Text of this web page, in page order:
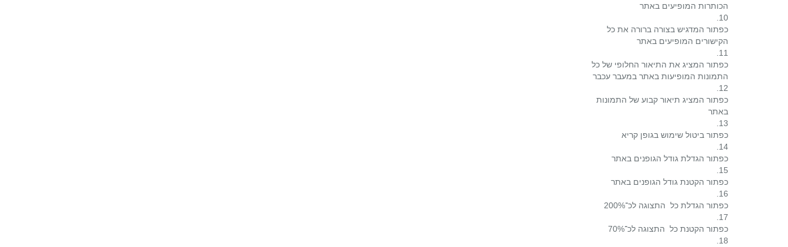
הכותרות המופיעים באתר
10.
כפתור המדגיש בצורה ברורה את כל
הקישורים המופיעים באתר
11.
כפתור המציג את התיאור החלופי של כל
התמונות המופיעות באתר במעבר עכבר
12.
כפתור המציג תיאור קבוע של התמונות
באתר
13.
כפתור ביטול שימוש בגופן קריא
14.
כפתור הגדלת גודל הגופנים באתר
15.
כפתור הקטנת גודל הגופנים באתר
16.
כפתור הגדלת כל התצוגה לכ־200%
17.
כפתור הקטנת כל התצוגה לכ־70%
18.